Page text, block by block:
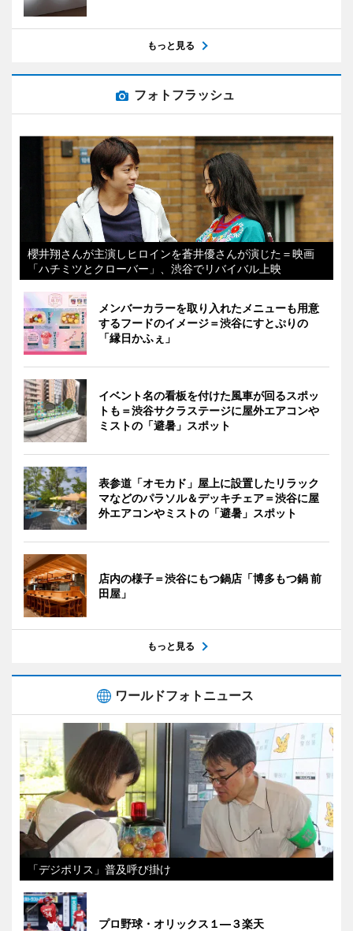
もっと見る
フォトフラッシュ
櫻井翔さんが主演しヒロインを蒼井優さんが演じた＝映画
「ハチミツとクローバー」、渋谷でリバイバル上映
メンバーカラーを取り入れたメニューも用意
するフードのイメージ＝渋谷にすとぷりの
「縁日かふぇ」
イベント名の看板を付けた風車が回るスポッ
トも＝渋谷サクラステージに屋外エアコンや
ミストの「避暑」スポット
表参道「オモカド」屋上に設置したリラック
マなどのパラソル＆デッキチェア＝渋谷に屋
外エアコンやミストの「避暑」スポット
店内の様子＝渋谷にもつ鍋店「博多もつ鍋 前
田屋」
もっと見る
ワールドフォトニュース
「デジポリス」普及呼び掛け
プロ野球・オリックス１―３楽天